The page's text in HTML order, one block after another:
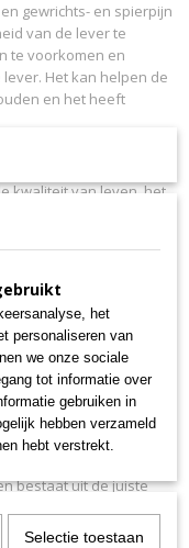
gewrichts- en spierpijn
van de lever te
te voorkomen en
Het kan helpen de
en het heeft
kwaliteit van leven, het
in stand houden van
smeermiddel.
bewegen, is
of operatie.
en wordt daardoor
Kurkuma.
oxidant, en heeft
bestaat uit de juiste
is ideaal ter
paard zijn vacht krijgt
het
personaliseren van
we onze sociale
tot informatie over
gebruiken in
hebben verzameld
hebt verstrekt.
Selectie toestaan